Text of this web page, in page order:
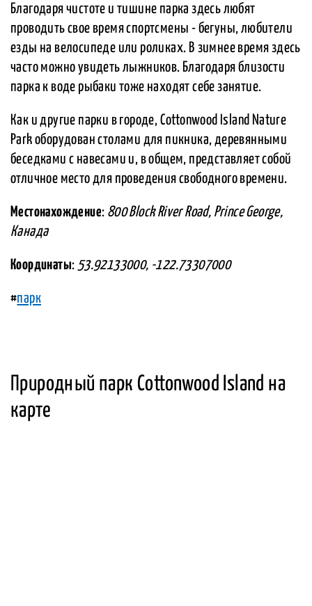
Благодаря чистоте и тишине парка здесь любят
проводить свое время спортсмены - бегуны, любители
езды на велосипеде или роликах. В зимнее время здесь
часто можно увидеть лыжников. Благодаря близости
парка к воде рыбаки тоже находят себе занятие.
Как и другие парки в городе, Cottonwood Island Nature
Park оборудован столами для пикника, деревянными
беседками с навесами и, в общем, представляет собой
отличное место для проведения свободного времени.
Местонахождение: 800 Block River Road, Prince George,
Канада
Координаты: 53.92133000, -122.73307000
#парк
Природный парк Cottonwood Island на
карте